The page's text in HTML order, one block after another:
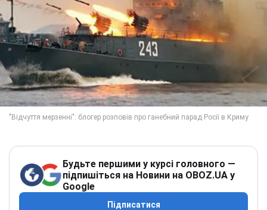
Будьте першими у курсі головного —
підпишіться на Новини на OBOZ.UA у
Google
Підписатися